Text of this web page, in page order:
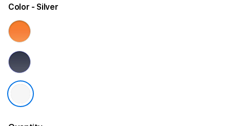
Color - Silver